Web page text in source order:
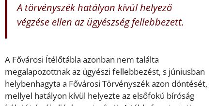
A törvényszék hatályon kívül helyező
végzése ellen az ügyészség fellebbezett.
A Fővárosi Ítélőtábla azonban nem találta
megalapozottnak az ügyészi fellebbezést, s júniusban
helybenhagyta a Fővárosi Törvényszék azon döntését,
mellyel hatályon kívül helyezte az elsőfokú bíróság